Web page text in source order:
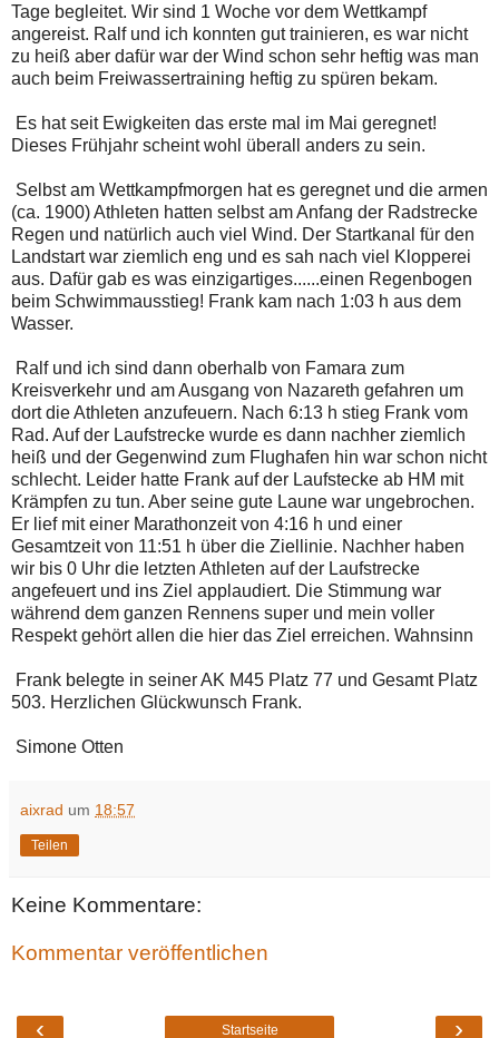
Tage begleitet. Wir sind 1 Woche vor dem Wettkampf
angereist. Ralf und ich konnten gut trainieren, es war nicht
zu heiß aber dafür war der Wind schon sehr heftig was man
auch beim Freiwassertraining heftig zu spüren bekam.
Es hat seit Ewigkeiten das erste mal im Mai geregnet!
Dieses Frühjahr scheint wohl überall anders zu sein.
Selbst am Wettkampfmorgen hat es geregnet und die armen
(ca. 1900) Athleten hatten selbst am Anfang der Radstrecke
Regen und natürlich auch viel Wind. Der Startkanal für den
Landstart war ziemlich eng und es sah nach viel Klopperei
aus. Dafür gab es was einzigartiges......einen Regenbogen
beim Schwimmausstieg! Frank kam nach 1:03 h aus dem
Wasser.
Ralf und ich sind dann oberhalb von Famara zum
Kreisverkehr und am Ausgang von Nazareth gefahren um
dort die Athleten anzufeuern. Nach 6:13 h stieg Frank vom
Rad. Auf der Laufstrecke wurde es dann nachher ziemlich
heiß und der Gegenwind zum Flughafen hin war schon nicht
schlecht. Leider hatte Frank auf der Laufstecke ab HM mit
Krämpfen zu tun. Aber seine gute Laune war ungebrochen.
Er lief mit einer Marathonzeit von 4:16 h und einer
Gesamtzeit von 11:51 h über die Ziellinie. Nachher haben
wir bis 0 Uhr die letzten Athleten auf der Laufstrecke
angefeuert und ins Ziel applaudiert. Die Stimmung war
während dem ganzen Rennens super und mein voller
Respekt gehört allen die hier das Ziel erreichen. Wahnsinn
Frank belegte in seiner AK M45 Platz 77 und Gesamt Platz
503. Herzlichen Glückwunsch Frank.
Simone Otten
aixrad um 18:57
Teilen
Keine Kommentare:
Kommentar veröffentlichen
‹ ›
Startseite